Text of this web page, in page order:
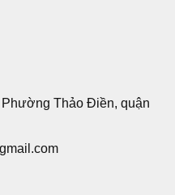
Thảo Điền, quận